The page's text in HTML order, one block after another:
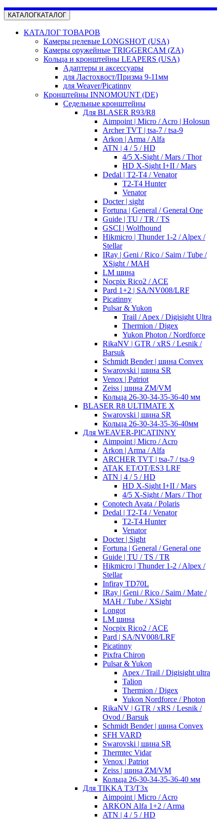
КАТАЛОГКАТАЛОГ
КАТАЛОГ ТОВАРОВ
Камеры целевые LONGSHOT (USA)
Камеры оружейные TRIGGERCAM (ZA)
Кольца и кронштейны LEAPERS (USA)
Адаптеры и аксессуары
для Ластохвост/Призма 9-11мм
для Weaver/Picatinny
Кронштейны INNOMOUNT (DE)
Седельные кронштейны
Для BLASER R93/R8
Aimpoint | Micro / Acro | Holosun
Archer TVT | tsa-7 / tsa-9
Arkon | Arma / Alfa
ATN | 4 / 5 / HD
4/5 X-Sight / Mars / Thor
HD X-Sight I+II / Mars
Dedal | T2-T4 / Venator
T2-T4 Hunter
Venator
Docter | sight
Fortuna | General / General One
Guide | TU / TR / TS
GSCI | Wolfhound
Hikmicro | Thunder 1-2 / Alpex /
Stellar
IRay | Geni / Rico / Saim / Tube /
XSight / MAH
LM шина
Nocpix Rico2 / ACE
Pard 1+2 | SA/NV008/LRF
Picatinny
Pulsar & Yukon
Trail / Apex / Digisight Ultra
Thermion / Digex
Yukon Photon / Nordforce
RikaNV | GTR / xRS / Lesnik /
Barsuk
Schmidt Bender | шина Convex
Swarovski | шина SR
Venox | Patriot
Zeiss | шина ZM/VM
Кольца 26-30-34-35-36-40 мм
BLASER R8 ULTIMATE X
Swarovski | шина SR
Кольца 26-30-34-35-36-40мм
Для WEAVER-PICATINNY
Aimpoint | Micro / Acro
Arkon | Arma / Alfa
ARCHER TVT | tsa-7 / tsa-9
ATAK ET/OT/ES3 LRF
ATN | 4 / 5 / HD
HD X-Sight I+II / Mars
4/5 X-Sight / Mars / Thor
Conotech Avata / Polaris
Dedal | T2-T4 / Venator
T2-T4 Hunter
Venator
Docter | Sight
Fortuna | General / General one
Guide | TU / TS / TR
Hikmicro | Thunder 1-2 / Alpex /
Stellar
Infiray TD70L
IRay | Geni / Rico / Saim / Mate /
MAH / Tube / XSight
Longot
LM шина
Nocpix Rico2 / ACE
Pard | SA/NV008/LRF
Picatinny
Pixfra Chiron
Pulsar & Yukon
Apex / Trail / Digisight ultra
Talion
Thermion / Digex
Yukon Nordforce / Photon
RikaNV | GTR / xRS / Lesnik /
Ovod / Barsuk
Schmidt Bender | шина Convex
SFH VARD
Swarovski | шина SR
Thermtec Vidar
Venox | Patriot
Zeiss | шина ZM/VM
Кольца 26-30-34-35-36-40 мм
Для TIKKA T3/T3x
Aimpoint | Micro / Acro
ARKON Alfa 1+2 / Arma
ATN | 4 / 5 / HD